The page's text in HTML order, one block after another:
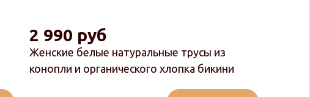
Женские белые натуральные трусы из
конопли и органического хлопка бикини
2 990 руб